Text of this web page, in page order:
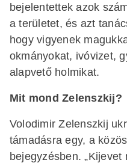
bejelentettek azok
a területet, és azt
hogy vigyenek
okmányokat, ivóvizet,
alapvető holmikat.
Mit mond Zelenszkij?
Volodimir Zelenszkij
támadásra egy, a
bejegyzésben.